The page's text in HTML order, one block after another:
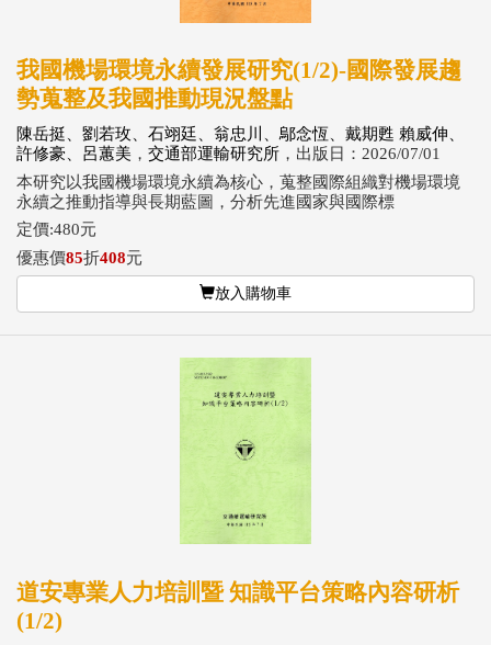
我國機場環境永續發展研究(1/2)-國際發展趨
勢蒐整及我國推動現況盤點
陳岳挺、劉若玫、石翊廷、翁忠川、鄔念恆、戴期甦 賴威伸、
許修豪、呂蕙美 ， 交通部運輸研究所 ，出版日：2026/07/01
本研究以我國機場環境永續為核心，蒐整國際組織對機場環境
永續之推動指導與長期藍圖，分析先進國家與國際標
定價:480元
優惠價85折408元
放入購物車
道安專業人力培訓暨 知識平台策略內容研析
(1/2)